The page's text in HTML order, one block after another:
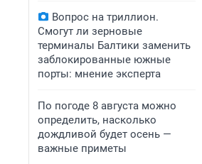
Вопрос на триллион.
Смогут ли зерновые
терминалы Балтики заменить
заблокированные южные
порты: мнение эксперта
По погоде 8 августа можно
определить, насколько
дождливой будет осень —
важные приметы